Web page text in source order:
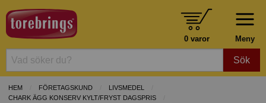
Meny
0 varor
Sök
HEM FÖRETAGSKUND
LIVSMEDEL
CHARK ÄGG KONSERV KYLT/FRYST DAGSPRIS